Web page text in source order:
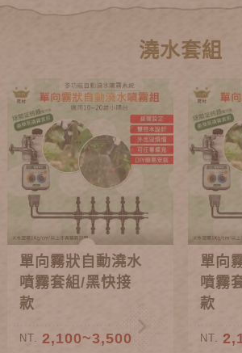
澆水套組
單向霧狀自動澆水
噴霧套組/黑快接
款
NT. 2,100~3,500
單向
噴霧
款
NT.